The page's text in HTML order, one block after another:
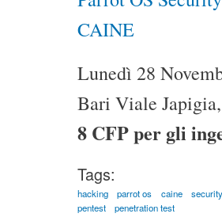
CAINE
Lunedì 28
Bari Viale
8 CFP per gli
Tags:
hacking parrot os caine
pentest
penetration test